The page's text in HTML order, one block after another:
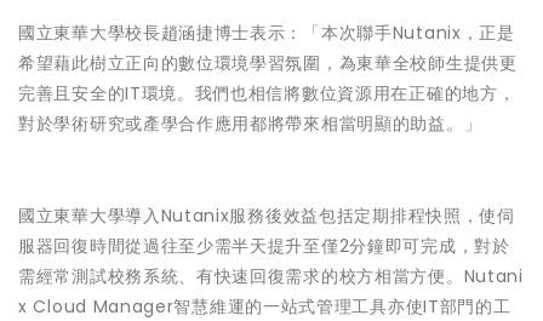
國立東華大學校長趙涵捷博士表示：「本次聯手Nutanix，正是
希望藉此樹立正向的數位環境學習氛圍，為東華全校師生提供更
完善且安全的IT環境。我們也相信將數位資源用在正確的地方，
對於學術研究或產學合作應用都將帶來相當明顯的助益。」
國立東華大學導入Nutanix服務後效益包括定期排程快照，使伺
服器回復時間從過往至少需半天提升至僅2分鐘即可完成，對於
需經常測試校務系統、有快速回復需求的校方相當方便。Nutani
x Cloud Manager智慧維運的一站式管理工具亦使IT部門的工